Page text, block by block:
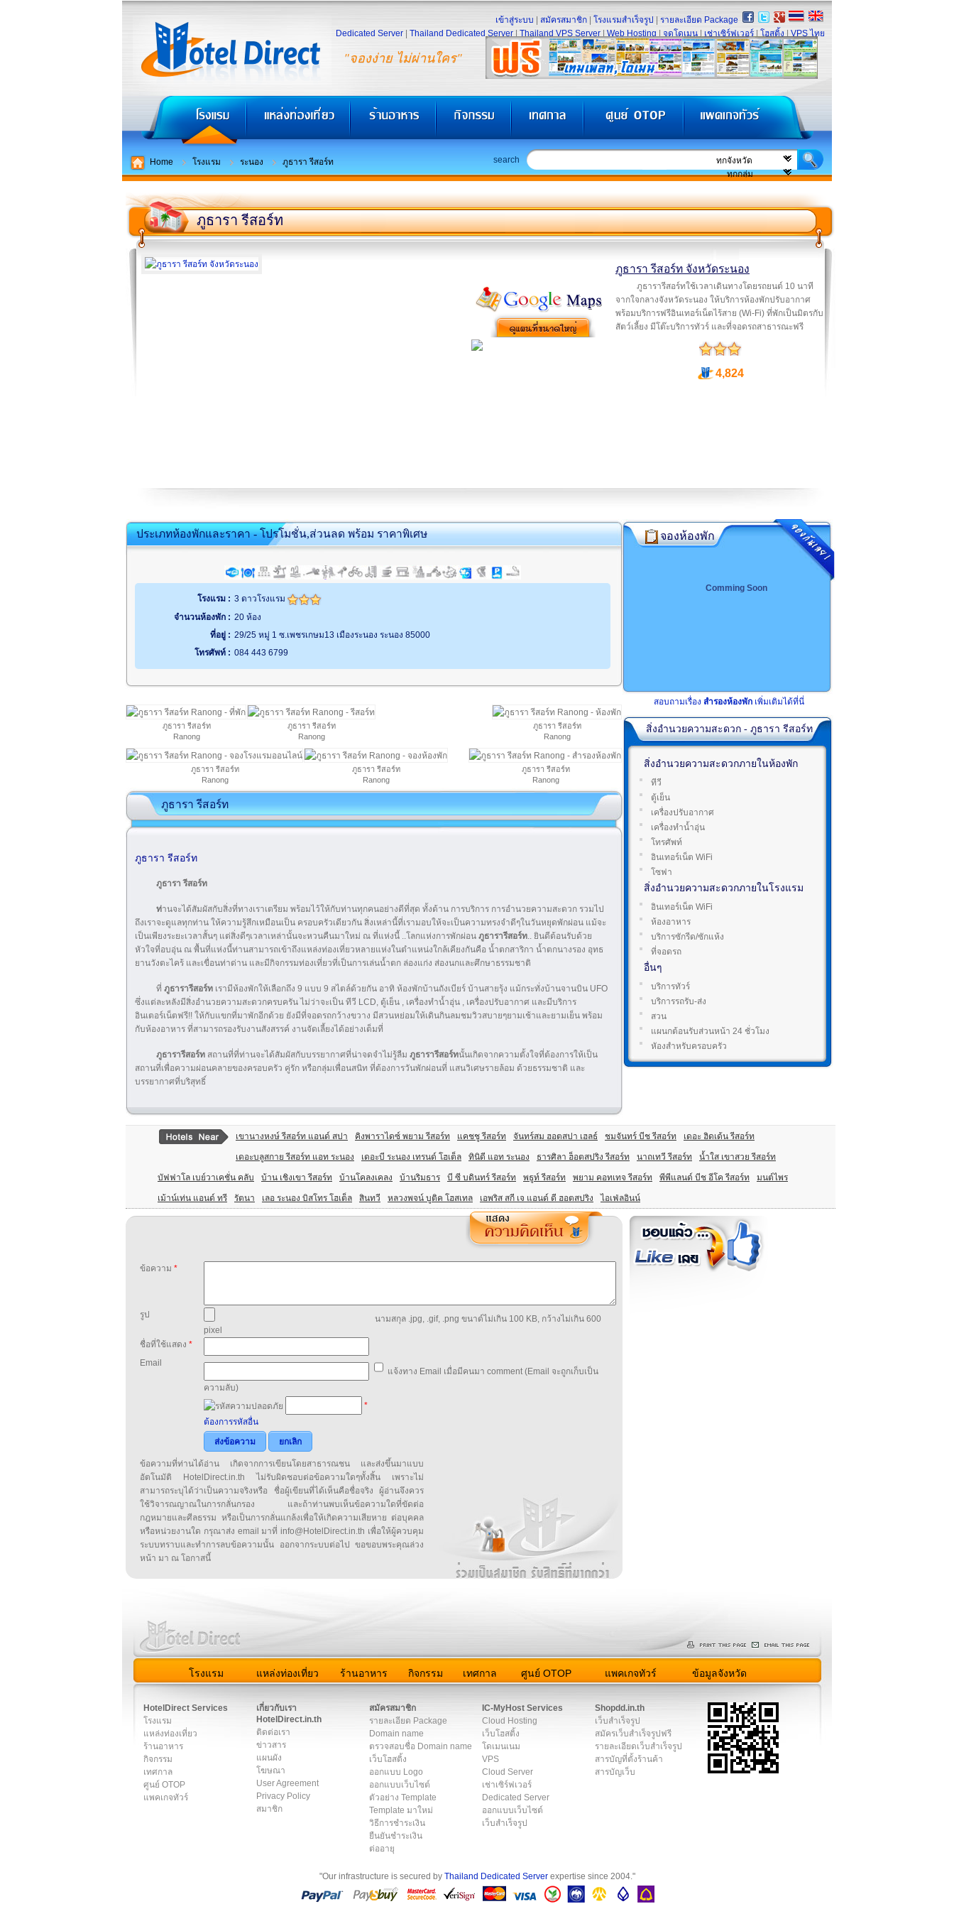
"จองง่าย ไม่ผ่านใคร"
เข้าสู่ระบบ สมัครสมาชิก โรงแรมสำเร็จรูป
รายละเอียด Package
Dedicated Server
Thailand Dedicated Server Thailand VPS Server Web Hosting จดโดเมน เช่าเซิร์ฟเวอร์ โฮสติ้ง VPS ไทย
Home โรงแรม ระนอง ภูธารา รีสอร์ท search
ภูธารา รีสอร์ท
ภูธารา รีสอร์ท จังหวัดระนอง
ภูธารารีสอร์ทใช้เวลาเดินทางโดยรถยนต์ 10 นาที
จากใจกลางจังหวัดระนอง ให้บริการห้องพักปรับอากาศ
พร้อมบริการฟรีอินเทอร์เน็ตไร้สาย (Wi-Fi) ที่พักเป็นมิตรกับ
สัตว์เลี้ยง มีโต๊ะบริการทัวร์ และที่จอดรถสาธารณะฟ​​รี
4,824
ประเภทห้องพักและราคา - โปรโมชั่น,ส่วนลด พร้อม ราคาพิเศษ
โรงแรม : 3 ดาวโรงแรม
จำนวนห้องพัก : 20 ห้อง
ที่อยู่ : 29/25 หมู่ 1 ซ.เพชรเกษม13 เมืองระนอง ระนอง 85000
โทรศัพท์ : 084 443 6799
ภูธารา รีสอร์ท
Ranong
ภูธารา รีสอร์ท
Ranong
ภูธารา รีสอร์ท
Ranong
ภูธารา รีสอร์ท
Ranong
ภูธารา รีสอร์ท
Ranong
ภูธารา รีสอร์ท
Ranong
ภูธารา รีสอร์ท
ภูธารา รีสอร์ท
ภูธารา รีสอร์ท
ท่านจะได้สัมผัสกับสิ่งที่ทางเราเตรียม พร้อมไว้ให้กับท่านทุกคนอย่างดีที่สุด ทั้งด้าน การบริการ การอำนวยความสะดวก รวมไป
ถึงเราจะดูแลทุกท่าน ให้ความรู้สึกเหมือนเป็น ครอบครัวเดียวกัน สิ่งเหล่านี้ที่เรามอบให้จะเป็นความทรงจำดีๆในวันหยุดพักผ่อน แม้จะ
เป็นเพียงระยะเวลาสั้นๆ แต่สิ่งดีๆเวลาเหล่านั้นจะหวนคืนมาใหม่ ณ ที่แห่งนี้ ..โลกแห่งการพักผ่อน ภูธารารีสอร์ท.. ยินดีต้อนรับด้วย
หัวใจที่อบอุ่น ณ พื้นที่แห่งนี้ท่านสามารถเข้าถึงแหล่งท่องเที่ยวหลายแห่งในตำแหน่งใกล้เคียงกันคือ น้ำตกสาริกา น้ำตกนางรอง อุทธ
ยานวังตะไคร้ และเขื่อนท่าด่าน และมีกิจกรรมท่องเที่ยวที่เป็นการเล่นน้ำตก ล่องแก่ง ส่องนกและศึกษาธรรมชาติ
ที่ ภูธารารีสอร์ท เรามีห้องพักให้เลือกถึง 9 แบบ 9 สไตล์ด้วยกัน อาทิ ห้องพักบ้านถังเบียร์ บ้านสายรุ้ง แม้กระทั่งบ้านจานบิน UFO
ซึ่งแต่ละหลังมีสิ่งอำนวยความสะดวกครบครัน ไม่ว่าจะเป็น ทีวี LCD, ตู้เย็น , เครื่องทำน้ำอุ่น , เครื่องปรับอากาศ และมีบริการ
อินเตอร์เน็ตฟรี!! ให้กับแขกที่มาพักอีกด้วย ยังมีที่จอดรถกว้างขวาง มีสวนหย่อมให้เดินกินลมชมวิวสบายๆยามเช้าและยามเย็น พร้อม
กับห้องอาหาร ที่สามารถรองรับงานสังสรรค์ งานจัดเลี้ยงได้อย่างเต็มที่
ภูธารารีสอร์ท สถานที่ที่ท่านจะได้สัมผัสกับบรรยากาศที่น่าจดจำไม่รู้ลืม ภูธารารีสอร์ทนั้นเกิดจากความตั้งใจที่ต้องการให้เป็น
สถานที่เพื่อความผ่อนคลายของครอบครัว คู่รัก หรือกลุ่มเพื่อนสนิท ที่ต้องการวันพักผ่อนที่ แสนวิเศษรายล้อม ด้วยธรรมชาติ และ
บรรยากาศที่บริสุทธิ์
จองห้องพัก
Comming Soon
สอบถามเรื่อง สำรองห้องพัก เพิ่มเติมได้ที่นี่
สิ่งอำนวยความสะดวก - ภูธารา รีสอร์ท
สิ่งอำนวยความสะดวกภายในห้องพัก
ทีวี
ตู้เย็น
เครื่องปรับอากาศ
เครื่องทำน้ำอุ่น
โทรศัพท์
อินเทอร์เน็ต WiFi
โซฟา
สิ่งอำนวยความสะดวกภายในโรงแรม
อินเทอร์เน็ต WiFi
ห้องอาหาร
บริการซักรีด/ซักแห้ง
ที่จอดรถ
อื่นๆ
บริการทัวร์
บริการรถรับ-ส่ง
สวน
แผนกต้อนรับส่วนหน้า 24 ชั่วโมง
หัองสำหรับครอบครัว
เขานางหงษ์ รีสอร์ท แอนด์ สปา คิงพาราไดซ์ พยาม รีสอร์ท แคชชู รีสอร์ท จันทร์สม ฮอตสปา เฮลธ์ ชมจันทร์ บีช รีสอร์ท เดอะ ฮิดเด้น รีสอร์ท
เดอะบลูสกาย รีสอร์ท แอท ระนอง เดอะบี ระนอง เทรนด์ โฮเต็ล ทินิดี แอท ระนอง ธารศิลา ฮ็อตสปริง รีสอร์ท นาถเทวี รีสอร์ท น้ำใส เขาสวย รีสอร์ท
บัฟฟาโล เบย์วาเคชั่น คลับ บ้าน เชิงเขา รีสอร์ท บ้านโคลงเคลง บ้านริมธาร บี ซี บดินทร์ รีสอร์ท พธูท์ รีสอร์ท พยาม คอทเทจ รีสอร์ท พีพีแลนด์ บีช อีโค รีสอร์ท มนต์ไพร
เม้าน์เท่น แอนด์ ทรี รัตนา เลอ ระนอง บิสโทร โฮเต็ล สินทวี หลวงพจน์ บูติค โฮสเทล เอพริส สกี เจ แอนด์ ดี ฮอตสปริง ไอเฟ่ลอินน์
ข้อความ *
รูป
นามสกุล .jpg, .gif, .png ขนาด์ไม่เกิน 100 KB, กว้างไม่เกิน 600
pixel
ชื่อที่ใช้แสดง *
Email
แจ้งทาง Email เมื่อมีคนมา comment (Email จะถูกเก็บเป็น
ความลับ)
*
ต้องการรหัสอื่น
ส่งข้อความ
ยกเลิก
ข้อความที่ท่านได้อ่าน เกิดจากการเขียนโดยสาธารณชน และส่งขึ้นมาแบบ
อัตโนมัติ HotelDirect.in.th ไม่รับผิดชอบต่อข้อความใดๆทั้งสิ้น เพราะไม่
สามารถระบุได้ว่าเป็นความจริงหรือ ชื่อผู้เขียนที่ได้เห็นคือชื่อจริง ผู้อ่านจึงควร
ใช้วิจารณญาณในการกลั่นกรอง และถ้าท่านพบเห็นข้อความใดที่ขัดต่อ
กฎหมายและศีลธรรม หรือเป็นการกลั่นแกล้งเพื่อให้เกิดความเสียหาย ต่อบุคคล
หรือหน่วยงานใด กรุณาส่ง email มาที่ info@HotelDirect.in.th เพื่อให้ผู้ควบคุม
ระบบทราบและทำการลบข้อความนั้น ออกจากระบบต่อไป ขอขอบพระคุณล่วง
หน้า มา ณ โอกาสนี้
โรงแรม แหล่งท่องเที่ยว ร้านอาหาร กิจกรรม เทศกาล ศูนย์ OTOP แพคเกจทัวร์ ข้อมูลจังหวัด
HotelDirect Services
โรงแรม
แหล่งท่องเที่ยว
ร้านอาหาร
กิจกรรม
เทศกาล
ศูนย์ OTOP
แพคเกจทัวร์
เกี่ยวกับเรา
HotelDirect.in.th
ติดต่อเรา
ข่าวสาร
แผนผัง
โฆษณา
User Agreement
Privacy Policy
สมาชิก
สมัครสมาชิก
รายละเอียด Package
Domain name
ตรวจสอบชื่อ Domain name
เว็บโฮสติ้ง
ออกแบบ Logo
ออกแบบเว็บไซต์
ตัวอย่าง Template
Template มาใหม่
วิธีการชำระเงิน
ยืนยันชำระเงิน
ต่ออายุ
IC-MyHost Services
Cloud Hosting
เว็บโฮสติ้ง
โดเมนเนม
VPS
Cloud Server
เช่าเซิร์ฟเวอร์
Dedicated Server
ออกแบบเว็บไซต์
เว็บสำเร็จรูป
Shopdd.in.th
เว็บสำเร็จรูป
สมัครเว็บสำเร็จรูปฟรี
รายละเอียดเว็บสำเร็จรูป
สารบัญที่ตั้งร้านค้า
สารบัญเว็บ
"Our infrastructure is secured by Thailand Dedicated Serverexpertise since 2004."